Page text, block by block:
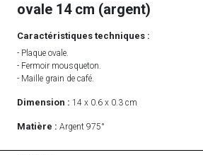
ovale 14 cm (argent)
Caractéristiques techniques :
- Plaque ovale.
- Fermoir mousqueton.
- Maille grain de café.
Dimension : 14 x 0.6 x 0.3 cm
Matière : Argent 975°